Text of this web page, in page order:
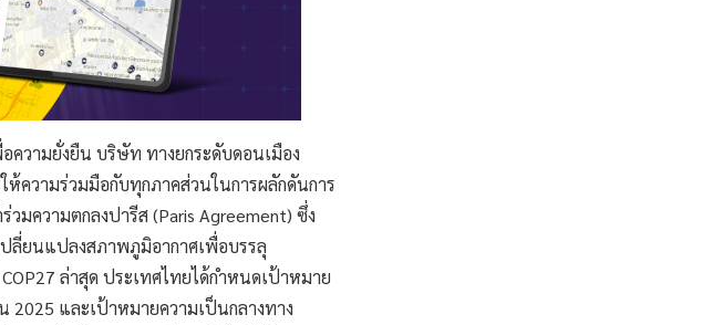
วามยั่งยืน บริษัท ทางยกระดับดอนเมือง
ความร่วมมือกับทุกภาคส่วนในการผลักดันการ
มความตกลงปารีส (Paris Agreement) ซึ่ง
ลี่ยนแปลงสภาพภูมิอากาศเพื่อบรรลุ
ล่าสุด ประเทศไทยได้กำหนดเป้าหมาย
2025 และเป้าหมายความเป็นกลางทาง